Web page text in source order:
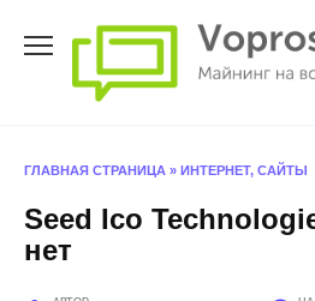
ГЛАВНАЯ СТРАНИЦА » ИНТЕРНЕТ, САЙТЫ
Seed Ico
нет